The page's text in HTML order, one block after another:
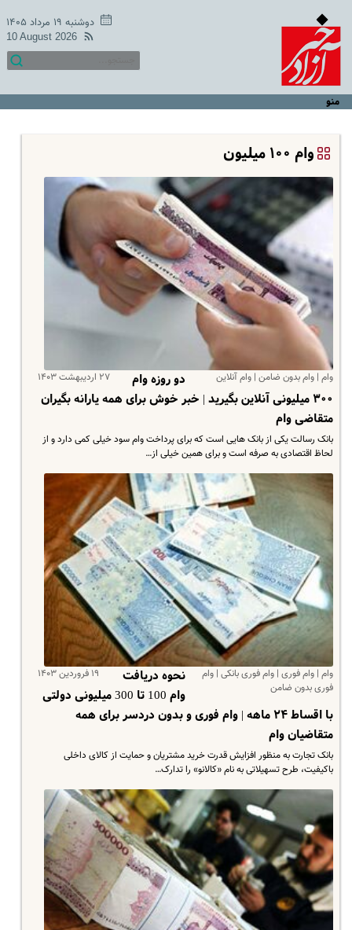
دوشنبه ۱۹ مرداد ۱۴۰۵
10 August 2026
منو
وام ۱۰۰ میلیون
وام | وام بدون ضامن | وام آنلاین ۲۷ اردیبهشت ۱۴۰۳
دو روزه وام
۳۰۰ میلیونی آنلاین بگیرید | خبر خوش برای همه یارانه بگیران
متقاضی وام
بانک رسالت یکی از بانک هایی است که برای پرداخت وام سود خیلی کمی دارد و از
لحاظ اقتصادی به صرفه است و برای همین خیلی از…
وام | وام فوری | وام فوری بانکی | وام
فوری بدون ضامن
۱۹ فروردین ۱۴۰۳
نحوه دریافت
وام 100 تا 300 میلیونی دولتی
با اقساط ۲۴ ماهه | وام فوری و بدون دردسر برای همه
متقاضیان وام
بانک تجارت به منظور افزایش قدرت خرید مشتریان و حمایت از کالای داخلی
باکیفیت، طرح تسهیلاتی به نام «کالانو» را تدارک…